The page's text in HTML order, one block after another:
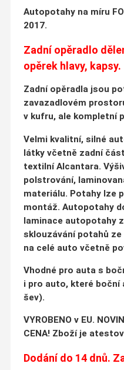
Autopotahy na míru
2017.
Zadní opěradlo
opěrek hlavy, kapsy.
Zadní opěradla jsou
zavazadlovém
v kufru, ale kompletní
Velmi kvalitní, silné
látky včetně zadní
textilní Alcantara.
polstrování,
materiálu. Potahy lze
montáž. Autopotahy
laminace autopotahy
sklouzávání potahů
na celé auto včetně
Vhodné pro auta s
i pro auto, které boční
šev).
VYROBENO v EU.
CENA! Zboží je
Dodání do 14 dnů.